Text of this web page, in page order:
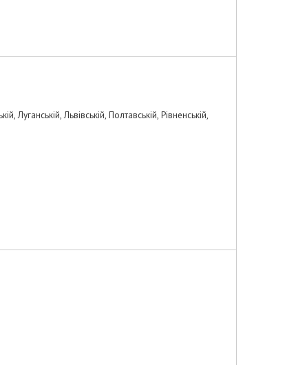
Луганській, Львівській, Полтавській, Рівненській,